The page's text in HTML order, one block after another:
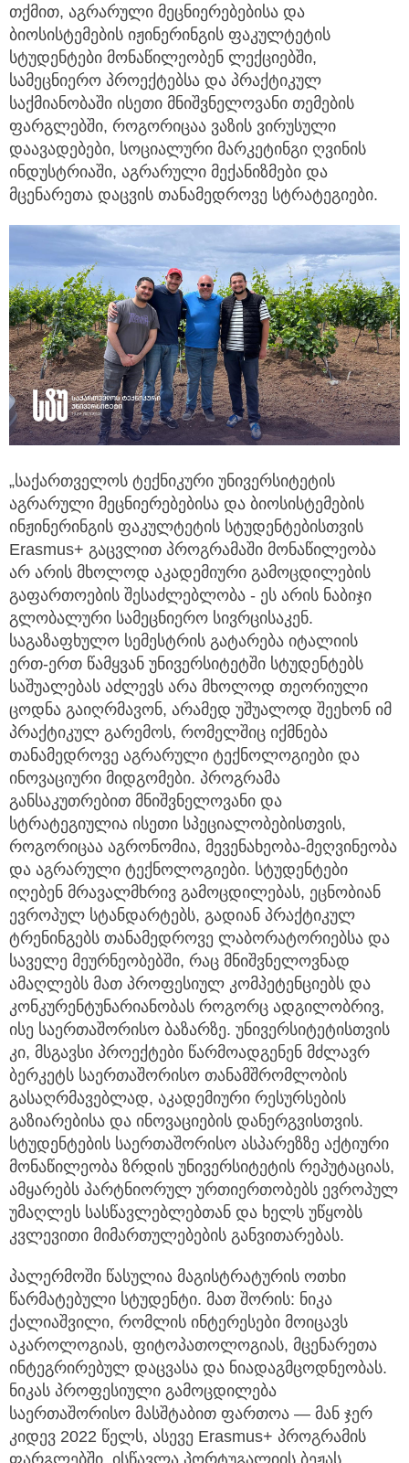
თქმით, აგრარული მეცნიერებებისა და
ბიოსისტემების იჟინერინგის ფაკულტეტის
სტუდენტები მონაწილეობენ ლექციებში,
სამეცნიერო პროექტებსა და პრაქტიკულ
საქმიანობაში ისეთი მნიშვნელოვანი თემების
ფარგლებში, როგორიცაა ვაზის ვირუსული
დაავადებები, სოციალური მარკეტინგი ღვინის
ინდუსტრიაში, აგრარული მექანიზმები და
მცენარეთა დაცვის თანამედროვე სტრატეგიები.
„საქართველოს ტექნიკური უნივერსიტეტის
აგრარული მეცნიერებებისა და ბიოსისტემების
ინჟინერინგის ფაკულტეტის სტუდენტებისთვის
Erasmus+ გაცვლით პროგრამაში მონაწილეობა
არ არის მხოლოდ აკადემიური გამოცდილების
გაფართოების შესაძლებლობა - ეს არის ნაბიჯი
გლობალური სამეცნიერო სივრცისაკენ.
საგაზაფხულო სემესტრის გატარება იტალიის
ერთ-ერთ წამყვან უნივერსიტეტში სტუდენტებს
საშუალებას აძლევს არა მხოლოდ თეორიული
ცოდნა გაიღრმავონ, არამედ უშუალოდ შეეხონ იმ
პრაქტიკულ გარემოს, რომელშიც იქმნება
თანამედროვე აგრარული ტექნოლოგიები და
ინოვაციური მიდგომები. პროგრამა
განსაკუთრებით მნიშვნელოვანი და
სტრატეგიულია ისეთი სპეციალობებისთვის,
როგორიცაა აგრონომია, მევენახეობა-მეღვინეობა
და აგრარული ტექნოლოგიები. სტუდენტები
იღებენ მრავალმხრივ გამოცდილებას, ეცნობიან
ევროპულ სტანდარტებს, გადიან პრაქტიკულ
ტრენინგებს თანამედროვე ლაბორატორიებსა და
საველე მეურნეობებში, რაც მნიშვნელოვნად
ამაღლებს მათ პროფესიულ კომპეტენციებს და
კონკურენტუნარიანობას როგორც ადგილობრივ,
ისე საერთაშორისო ბაზარზე. უნივერსიტეტისთვის
კი, მსგავსი პროექტები წარმოადგენენ მძლავრ
ბერკეტს საერთაშორისო თანამშრომლობის
გასაღრმავებლად, აკადემიური რესურსების
გაზიარებისა და ინოვაციების დანერგვისთვის.
სტუდენტების საერთაშორისო ასპარეზზე აქტიური
მონაწილეობა ზრდის უნივერსიტეტის რეპუტაციას,
ამყარებს პარტნიორულ ურთიერთობებს ევროპულ
უმაღლეს სასწავლებლებთან და ხელს უწყობს
კვლევითი მიმართულებების განვითარებას.
პალერმოში წასულია მაგისტრატურის ოთხი
წარმატებული სტუდენტი. მათ შორის: ნიკა
ქალიაშვილი, რომლის ინტერესები მოიცავს
აკაროლოგიას, ფიტოპათოლოგიას, მცენარეთა
ინტეგრირებულ დაცვასა და ნიადაგმცოდნეობას.
ნიკას პროფესიული გამოცდილება
საერთაშორისო მასშტაბით ფართოა — მან ჯერ
კიდევ 2022 წელს, ასევე Erasmus+ პროგრამის